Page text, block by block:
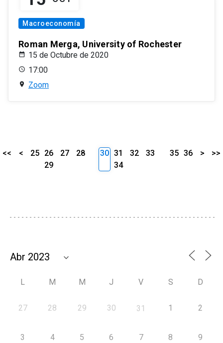
Macroeconomía
Roman Merga, University of Rochester
15 de Octubre de 2020
17:00
Zoom
<< < 25 26 27
28
29
30 31 32
33
34
35 36 > >>
L M M J V S D
27 28 29 30 31 1 2
3 4 5 6 7 8 9